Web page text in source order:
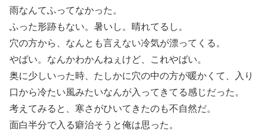
雨なんてふってなかった。
ふった形跡もない。暑いし。晴れてるし。
穴の方から、なんとも言えない冷気が漂ってくる。
やばい。なんかわかんねぇけど、これやばい。
奥に少しいった時、たしかに穴の中の方が暖かくて、入り
口から冷たい風みたいなんが入ってきてる感じだった。
考えてみると、寒さがひいてきたのも不自然だ。
面白半分で入る癖治そうと俺は思った。